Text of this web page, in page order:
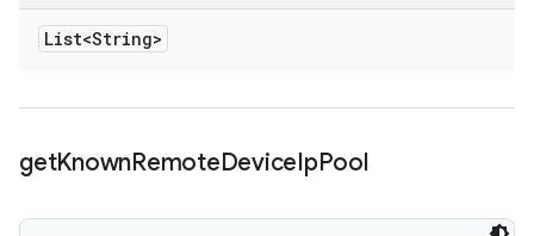
List<String>
getKnownRemoteDeviceIpPool